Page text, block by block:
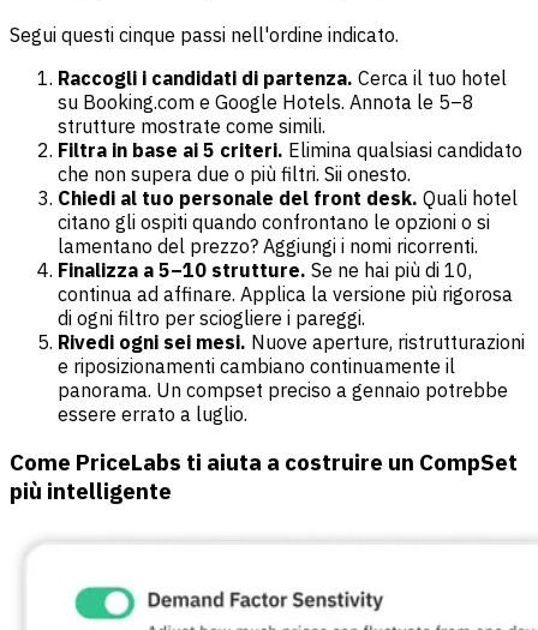
Segui questi cinque passi nell'ordine indicato.
Raccogli i candidati di partenza. Cerca il tuo hotel
su Booking.com e Google Hotels. Annota le 5–8
strutture mostrate come simili.
Filtra in base ai 5 criteri. Elimina qualsiasi candidato
che non supera due o più filtri. Sii onesto.
Chiedi al tuo personale del front desk. Quali hotel
citano gli ospiti quando confrontano le opzioni o si
lamentano del prezzo? Aggiungi i nomi ricorrenti.
Finalizza a 5–10 strutture. Se ne hai più di 10,
continua ad affinare. Applica la versione più rigorosa
di ogni filtro per sciogliere i pareggi.
Rivedi ogni sei mesi. Nuove aperture, ristrutturazioni
e riposizionamenti cambiano continuamente il
panorama. Un compset preciso a gennaio potrebbe
essere errato a luglio.
Come PriceLabs ti aiuta a costruire un CompSet
più intelligente